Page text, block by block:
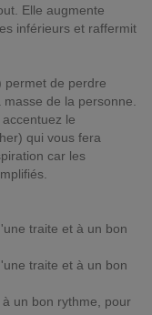
Elle augmente
inférieurs et raffermit
permet de perdre
de la personne.
le
qui vous fera
car les
traite et à un bon
traite et à un bon
un bon rythme, pour